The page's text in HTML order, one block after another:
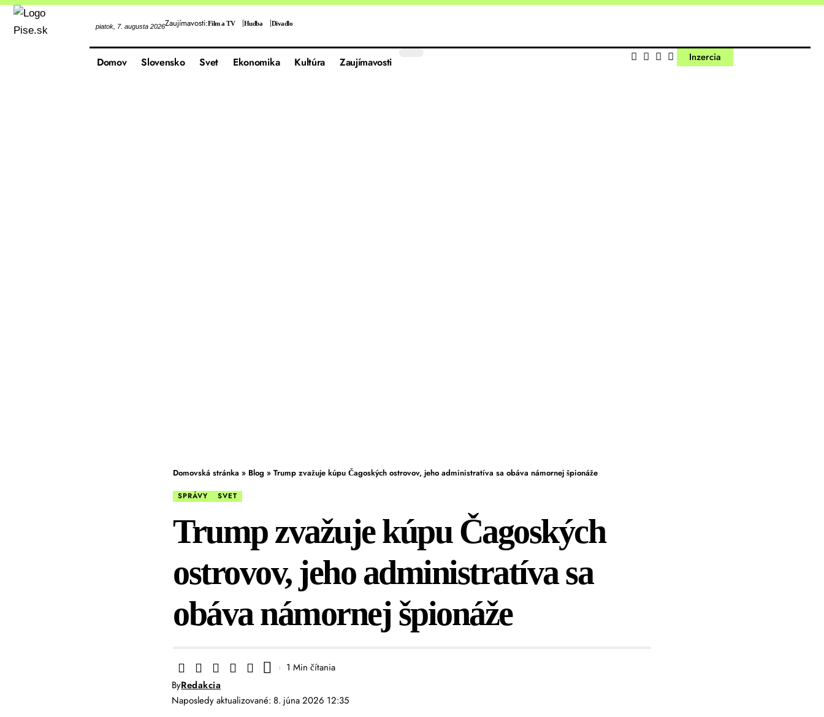
piatok, 7. augusta 2026Zaujímavosti:Film a TV Hudba Divadlo
Domov Slovensko Svet Ekonomika Kultúra Zaujímavosti Inzercia
Domovská stránka » Blog » Trump zvažuje kúpu Čagoských ostrovov, jeho administratíva sa obáva námornej špionáže
SPRÁVY SVET
Trump zvažuje kúpu Čagoských
ostrovov, jeho administratíva sa
obáva námornej špionáže
Naposledy aktualizované: 8. júna 2026 12:35
ByRedakcia
1 Min čítania